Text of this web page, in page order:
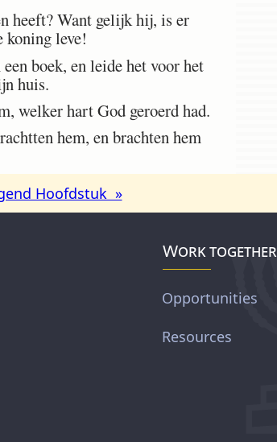
heeft? Want gelijk hij, is er
koning leve!
boek, en leide het voor het
huis.
welker hart God geroerd had.
hem, en brachten hem
Hoofdstuk »
Work together
Opportunities
Resources